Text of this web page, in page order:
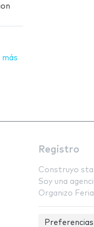
Registro
Construyo
Soy una
Organizo